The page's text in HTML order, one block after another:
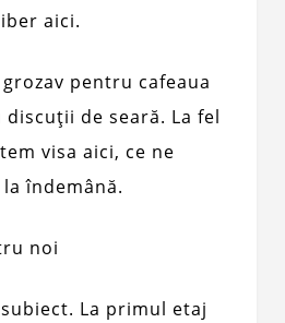
aici.
pentru cafeaua
de seară. La fel
visa aici, ce ne
îndemână.
noi
La primul etaj